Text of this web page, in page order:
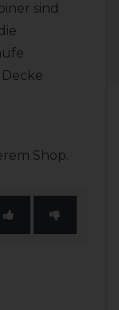
sind
Shop.